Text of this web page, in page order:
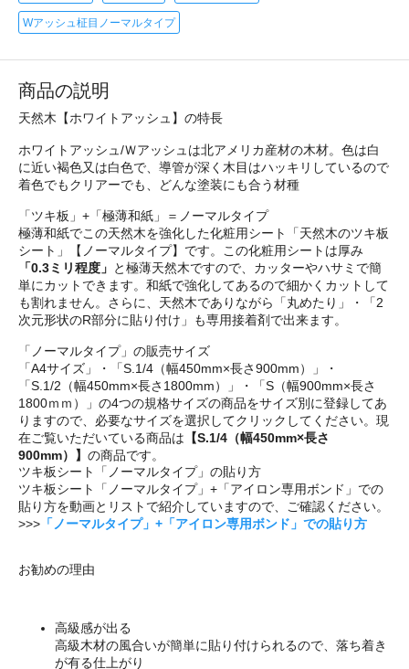
Wアッシュ柾目ノーマルタイプ
商品の説明
天然木【ホワイトアッシュ】の特長
ホワイトアッシュ/Ｗアッシュは北アメリカ産材の木材。色は白
に近い褐色又は白色で、導管が深く木目はハッキリしているので
着色でもクリアーでも、どんな塗装にも合う材種
「ツキ板」+「極薄和紙」＝ノーマルタイプ
極薄和紙でこの天然木を強化した化粧用シート「天然木のツキ板
シート」【ノーマルタイプ】です。この化粧用シートは厚み
「0.3ミリ程度」 と極薄天然木ですので、カッターやハサミで簡
単にカットできます。和紙で強化してあるので細かくカットして
も割れません。さらに、天然木でありながら「丸めたり」・「2
次元形状のR部分に貼り付け」も専用接着剤で出来ます。
「ノーマルタイプ」の販売サイズ
「A4サイズ」・「S.1/4（幅450mm×長さ900mm）」・
「S.1/2（幅450mm×長さ1800mm）」・「S（幅900mm×長さ
1800ｍｍ）」の4つの規格サイズの商品をサイズ別に登録してあ
りますので、必要なサイズを選択してクリックしてください。現
在ご覧いただいている商品は 【S.1/4（幅450mm×長さ
900mm）】 の商品です。
ツキ板シート「ノーマルタイプ」の貼り方
ツキ板シート「ノーマルタイプ」+「アイロン専用ボンド」での
貼り方を動画とリストで紹介していますので、ご確認ください。
>>> 「ノーマルタイプ」+「アイロン専用ボンド」での貼り方
お勧めの理由
高級感が出る
高級木材の風合いが簡単に貼り付けられるので、落ち着き
が有る仕上がり